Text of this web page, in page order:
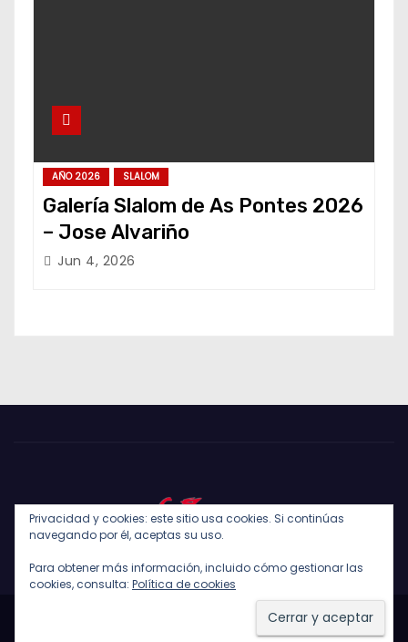
AÑO 2026 SLALOM
Galería Slalom de As Pontes 2026
– Jose Alvariño
Jun 4, 2026
Tema: Newses deThemeansar
Privacidad y cookies: este sitio usa cookies. Si continúas
navegando por él, aceptas su uso.
Para obtener más información, incluido cómo gestionar las
cookies, consulta: Política de cookies